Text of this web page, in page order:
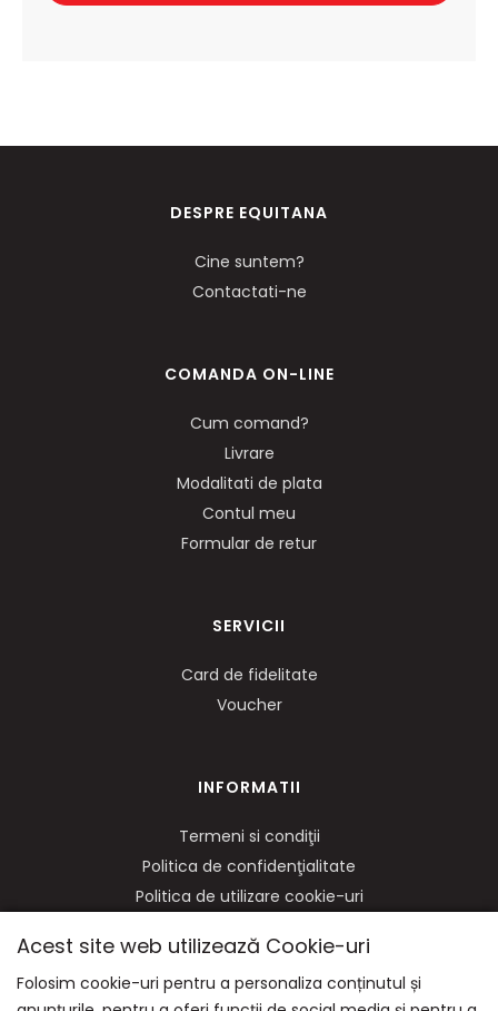
DESPRE EQUITANA
Cine suntem?
Contactati-ne
COMANDA ON-LINE
Cum comand?
Livrare
Modalitati de plata
Contul meu
Formular de retur
SERVICII
Card de fidelitate
Voucher
INFORMATII
Termeni si condiţii
Politica de confidenţialitate
Politica de utilizare cookie-uri
Soluționarea litigiilor
Acest site web utilizează Cookie-uri
Folosim cookie-uri pentru a personaliza conținutul și